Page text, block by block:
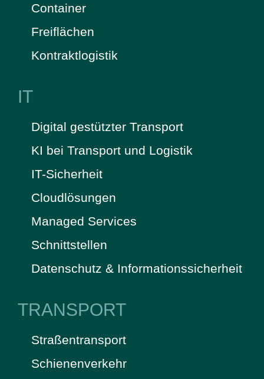
Container
Freiflächen
Kontraktlogistik
IT
Digital gestützter Transport
KI bei Transport und Logistik
IT-Sicherheit
Cloudlösungen
Managed Services
Schnittstellen
Datenschutz & Informationssicherheit
TRANSPORT
Straßentransport
Schienenverkehr